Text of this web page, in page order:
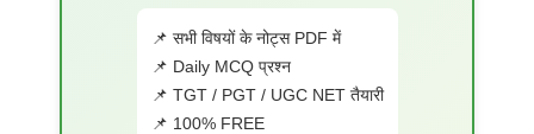
📌 सभी विषयों के नोट्स PDF में
📌 Daily MCQ प्रश्न
📌 TGT / PGT / UGC NET तैयारी
📌 100% FREE